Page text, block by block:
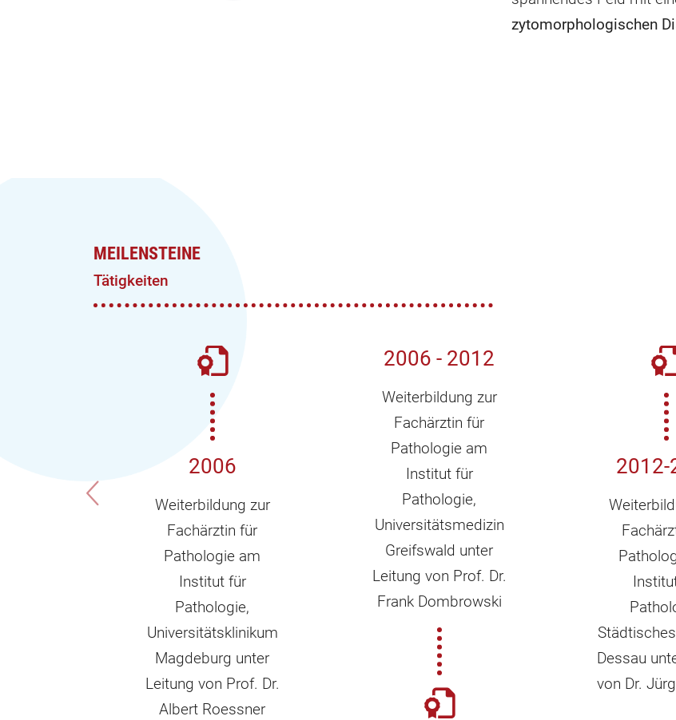
zytomorphologischen
MEILENSTEINE
Tätigkeiten
2006
Weiterbildung zur
Fachärztin für
Pathologie am
Institut für
Pathologie,
Universitätsklinikum
Magdeburg unter
Leitung von Prof. Dr.
Albert Roessner
2006 - 2012
Weiterbildung zur
Fachärztin für
Pathologie am
Institut für
Pathologie,
Universitätsmedizin
Greifswald unter
Leitung von Prof. Dr.
Frank Dombrowski
2012-
Dessau
von Dr.